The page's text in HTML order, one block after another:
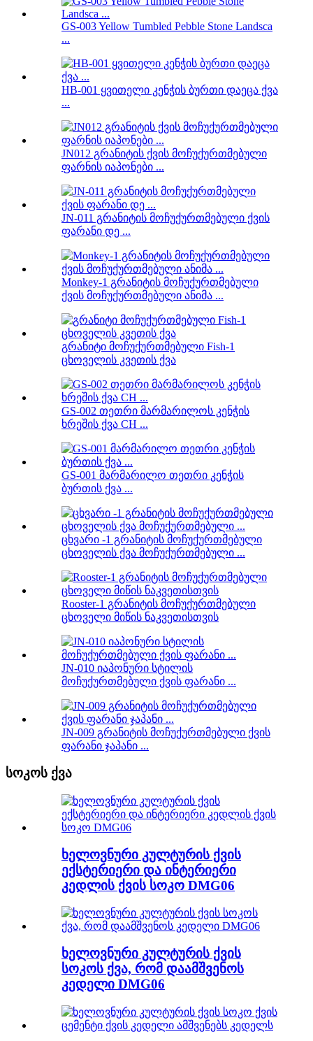
GS-003 Yellow Tumbled Pebble Stone Landsca
...
HB-001 ყვითელი კენჭის ბურთი დაეცა ქვა
...
JN012 გრანიტის ქვის მოჩუქურთმებული
ფარნის იაპონები ...
JN-011 გრანიტის მოჩუქურთმებული ქვის
ფარანი დე ...
Monkey-1 გრანიტის მოჩუქურთმებული
ქვის მოჩუქურთმებული ანიმა ...
გრანიტი მოჩუქურთმებული Fish-1
ცხოველის კვეთის ქვა
GS-002 თეთრი მარმარილოს კენჭის
ხრეშის ქვა CH ...
GS-001 მარმარილო თეთრი კენჭის
ბურთის ქვა ...
ცხვარი -1 გრანიტის მოჩუქურთმებული
ცხოველის ქვა მოჩუქურთმებული ...
Rooster-1 გრანიტის მოჩუქურთმებული
ცხოველი მიწის ნაკვეთისთვის
JN-010 იაპონური სტილის
მოჩუქურთმებული ქვის ფარანი ...
JN-009 გრანიტის მოჩუქურთმებული ქვის
ფარანი ჯაპანი ...
სოკოს ქვა
ხელოვნური კულტურის ქვის
ექსტერიერი და ინტერიერი
კედლის ქვის სოკო DMG06
ხელოვნური კულტურის ქვის
სოკოს ქვა, რომ დაამშვენოს
კედელი DMG06